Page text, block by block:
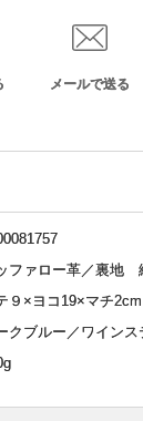
メールで送る
ファロー革／裏地
９×ヨコ19×マチ2cm
クブルー／ワインス